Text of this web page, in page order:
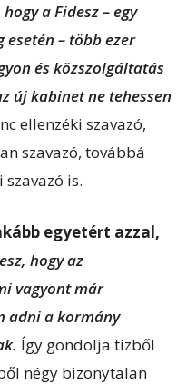
a Fidesz – egy
esetén – több ezer
és közszolgáltatás
új kabinet ne tehessen
ellenzéki szavazó,
szavazó, továbbá
is.
egyetért azzal,
hogy az
vagyont már
adni a kormány
Így gondolja tízből
négy bizonytalan